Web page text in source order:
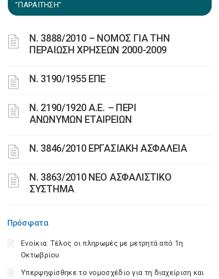
"ΠΑΡΑΙΤΗΣΗ"
Ν. 3888/2010 – ΝΟΜΟΣ ΓΙΑ ΤΗΝ
ΠΕΡΑΙΩΣΗ ΧΡΗΣΕΩΝ 2000-2009
Ν. 3190/1955 ΕΠΕ
Ν. 2190/1920 Α.Ε. – ΠΕΡΙ
ΑΝΩΝΥΜΩΝ ΕΤΑΙΡΕΙΩΝ
Ν. 3846/2010 ΕΡΓΑΣΙΑΚΗ ΑΣΦΑΛΕΙΑ
N. 3863/2010 ΝΕΟ ΑΣΦΑΛΙΣΤΙΚΟ
ΣΥΣΤΗΜΑ
Πρόσφατα
Ενοίκια: Τέλος οι πληρωμές με μετρητά από 1η
Οκτωβρίου
Υπερψηφίσθηκε το νομοσχέδιο για τη διαχείριση και